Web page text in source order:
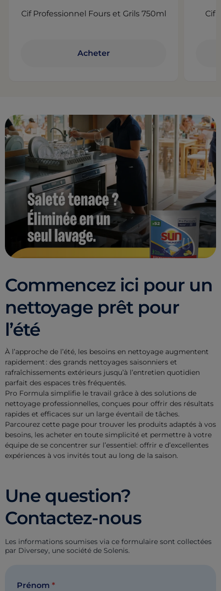
Cif Professionnel Fours et Grils 750ml
Acheter
Cif
Commencez ici pour un
nettoyage prêt pour
l’été
À l’approche de l’été, les besoins en nettoyage augmentent
rapidement : des grands nettoyages saisonniers et
rafraîchissements extérieurs jusqu’à l’entretien quotidien
parfait des espaces très fréquentés.
Pro Formula simplifie le travail grâce à des solutions de
nettoyage professionnelles, conçues pour offrir des résultats
rapides et efficaces sur un large éventail de tâches.
Parcourez cette page pour trouver les produits adaptés à vos
besoins, les acheter en toute simplicité et permettre à votre
équipe de se concentrer sur l’essentiel: offrir e d’excellentes
expériences à vos invités tout au long de la saison.
Une question?
Contactez-nous
Les informations soumises via ce formulaire sont collectées
par Diversey, une société de Solenis.
Prénom *